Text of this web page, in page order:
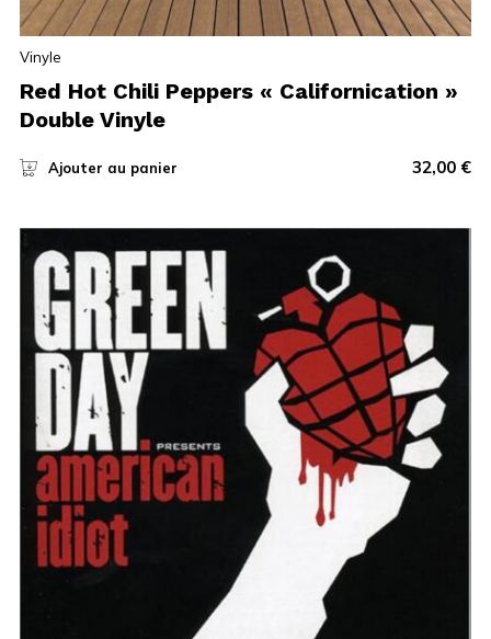
Vinyle
Red Hot Chili Peppers « Californication »
Double Vinyle
Ajouter au panier 32,00 €